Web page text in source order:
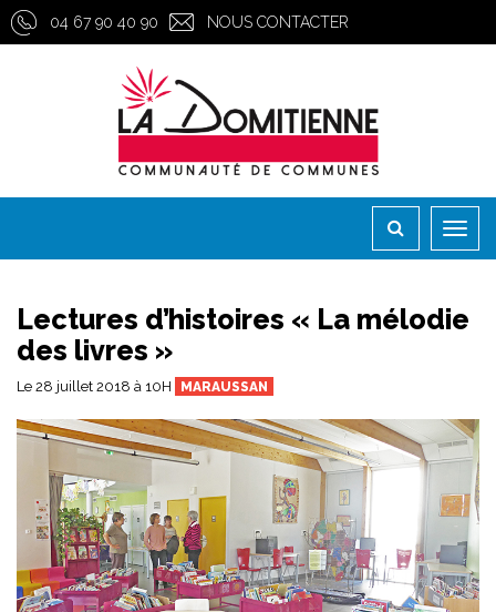
Gestion des traceurs
04 67 90 40 90 NOUS CONTACTER
Lectures d’histoires « La mélodie
des livres »
Le 28 juillet 2018 à 10H MARAUSSAN